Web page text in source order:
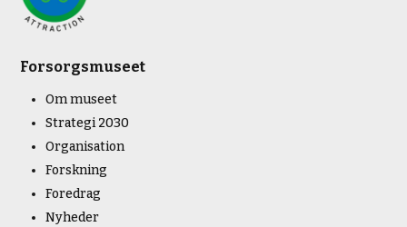
Forsorgsmuseet
Om museet
Strategi 2030
Organisation
Forskning
Foredrag
Nyheder